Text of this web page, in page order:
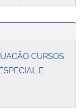
CURSOS
E